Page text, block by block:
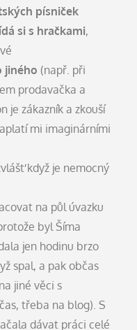
písniček
si s hračkami,
jiného (např. při
prodavačka a
je zákazník a zkouší
mi imaginárními
když je nemocný
na půl úvazku
byl Šíma
jen hodinu brzo
spal, a pak občas
jiné věci s
třeba na blog). S
dávat práci celé